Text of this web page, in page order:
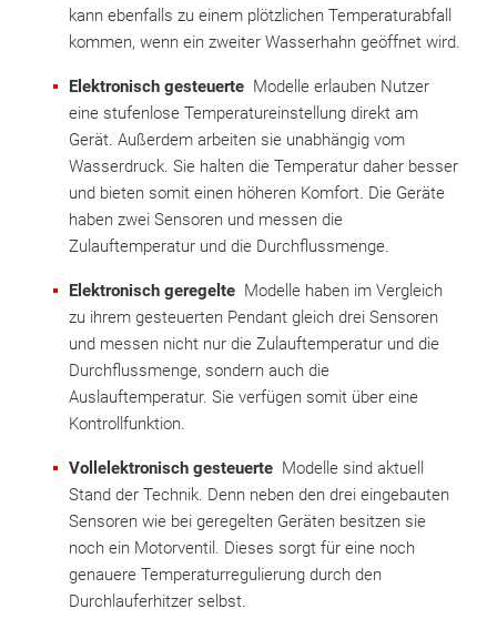
kann ebenfalls zu einem plötzlichen Temperaturabfall
kommen, wenn ein zweiter Wasserhahn geöffnet wird.
Elektronisch gesteuerte Modelle erlauben Nutzer
eine stufenlose Temperatureinstellung direkt am
Gerät. Außerdem arbeiten sie unabhängig vom
Wasserdruck. Sie halten die Temperatur daher besser
und bieten somit einen höheren Komfort. Die Geräte
haben zwei Sensoren und messen die
Zulauftemperatur und die Durchflussmenge.
Elektronisch geregelte Modelle haben im Vergleich
zu ihrem gesteuerten Pendant gleich drei Sensoren
und messen nicht nur die Zulauftemperatur und die
Durchflussmenge, sondern auch die
Auslauftemperatur. Sie verfügen somit über eine
Kontrollfunktion.
Vollelektronisch gesteuerte Modelle sind aktuell
Stand der Technik. Denn neben den drei eingebauten
Sensoren wie bei geregelten Geräten besitzen sie
noch ein Motorventil. Dieses sorgt für eine noch
genauere Temperaturregulierung durch den
Durchlauferhitzer selbst.